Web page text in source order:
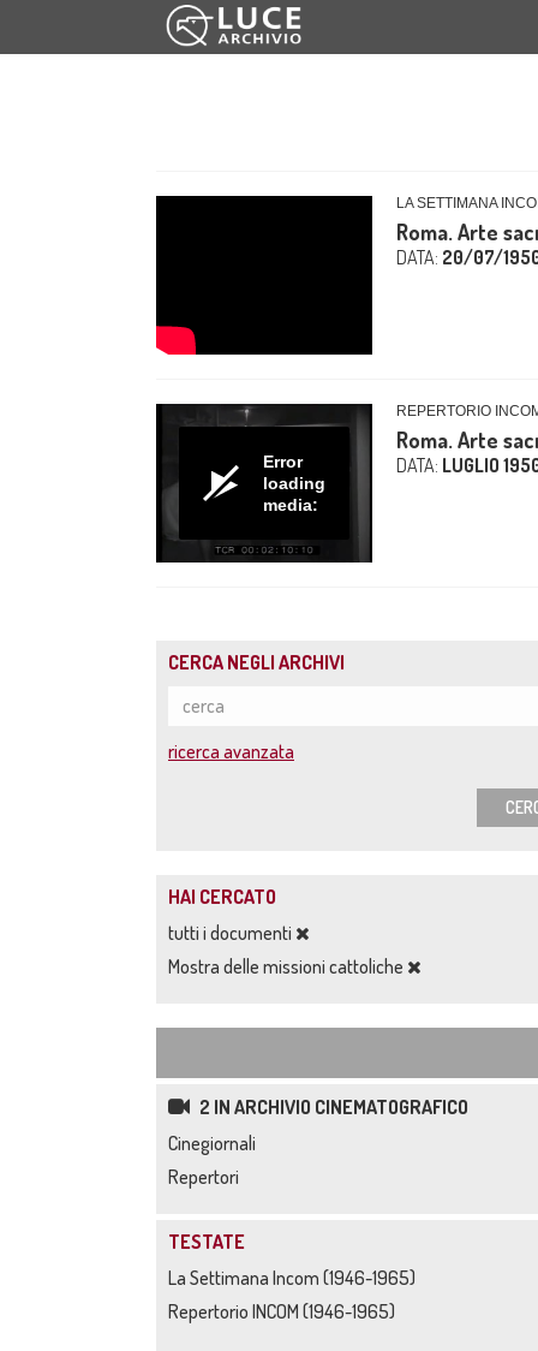
LA SETTIMANA
Roma. Arte
DATA: 20/07/
Error
loading
media:
REPERTORIO
Roma. Arte
DATA: LUGLIO
CERCA NEGLI ARCHIVI
ricerca avanzata
HAI CERCATO
tutti i documenti
Mostra delle missioni cattoliche
2 IN ARCHIVIO CINEMATOGRAFICO
Cinegiornali
Repertori
TESTATE
La Settimana Incom (1946-1965)
Repertorio INCOM (1946-1965)